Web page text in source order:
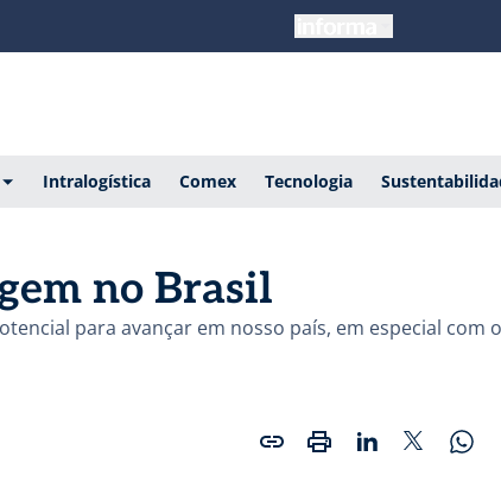
Intralogística Comex Tecnologia
no Brasil
para avançar em nosso país, em especial com